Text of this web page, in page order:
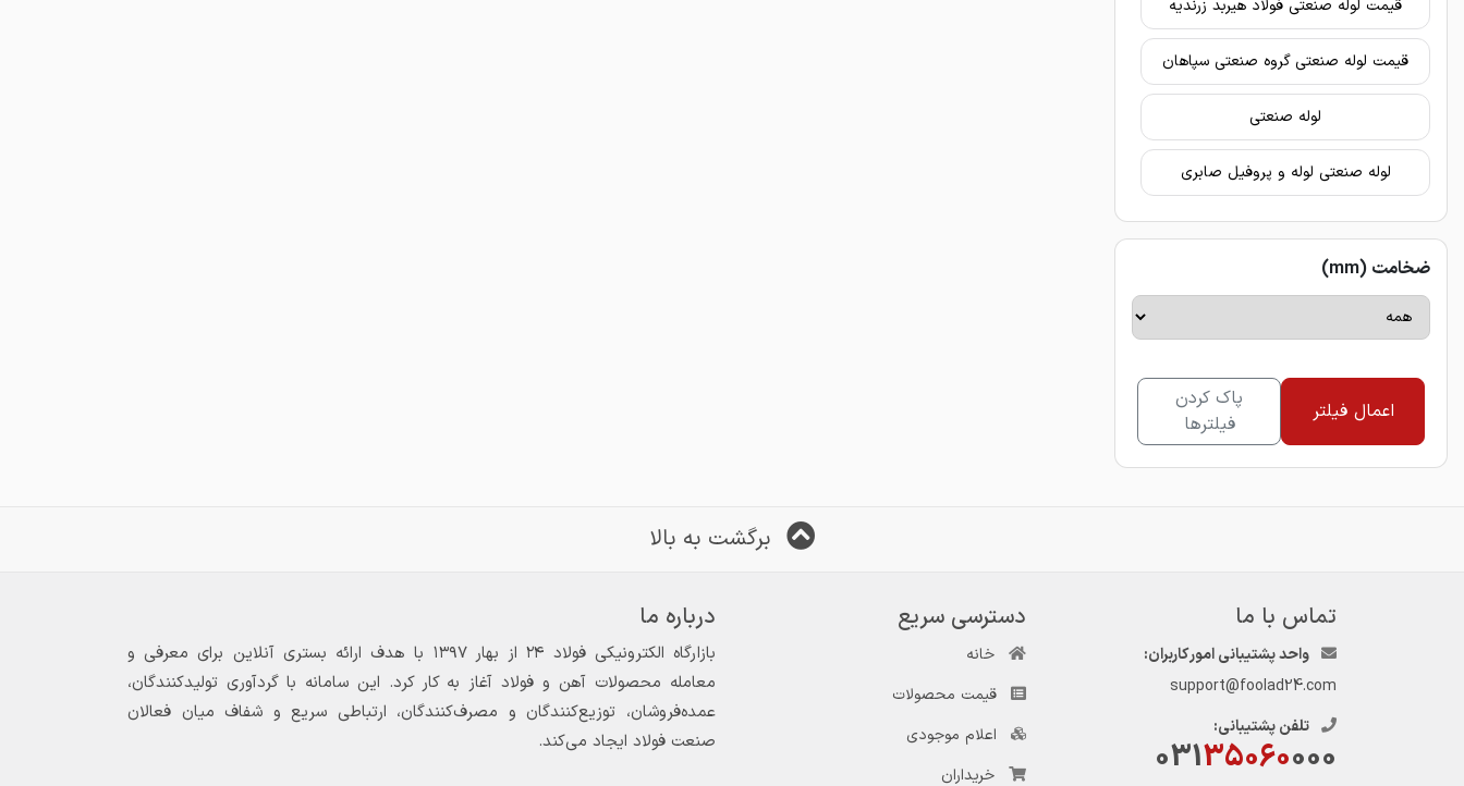
قیمت لوله صنعتی فولاد هیربد زرندیه
قیمت لوله صنعتی گروه صنعتی سپاهان
لوله صنعتی
لوله صنعتی لوله و پروفیل صابری
ضخامت (mm)
اعمال فیلتر
پاک کردن
فیلترها
برگشت به بالا
تماس با ما
واحد پشتیبانی امور کاربران:
support@foolad24.com
تلفن پشتیبانی:
03135060000
دسترسی سریع
خانه
قیمت محصولات
اعلام موجودی
خریداران
درباره ما
بازارگاه الکترونیکی فولاد ۲۴ از بهار ۱۳۹۷ با هدف ارائه بستری آنلاین برای معرفی و
معامله محصولات آهن و فولاد آغاز به کار کرد. این سامانه با گردآوری تولیدکنندگان،
عمده‌فروشان، توزیع‌کنندگان و مصرف‌کنندگان، ارتباطی سریع و شفاف میان فعالان
صنعت فولاد ایجاد می‌کند.